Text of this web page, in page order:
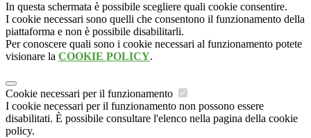
In questa schermata è possibile scegliere quali cookie consentire.
I cookie necessari sono quelli che consentono il funzionamento della
piattaforma e non è possibile disabilitarli.
Per conoscere quali sono i cookie necessari al funzionamento potete
visionare la COOKIE POLICY.
Cookie necessari per il funzionamento
I cookie necessari per il funzionamento non possono essere
disabilitati. È possibile consultare l'elenco nella pagina della cookie
policy.